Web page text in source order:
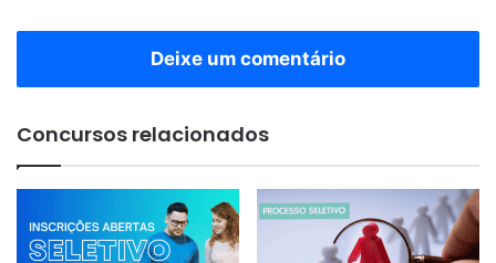
Deixe um comentário
Concursos relacionados